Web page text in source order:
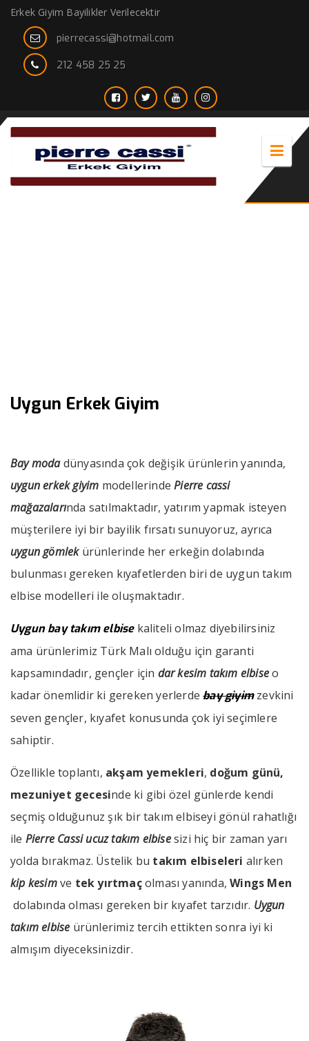
Erkek Giyim Bayilikler Verilecektir
pierrecassi@hotmail.com
212 458 25 25
Uygun Erkek Giyim
Bay modadünyasında çok değişik ürünlerin yanında,
uygun erkek giyim modellerindePierre cassi
mağazalarında satılmaktadır, yatırım yapmak isteyen
müşterilere iyi bir bayilik fırsatı sunuyoruz, ayrıca
uygun gömlekürünlerinde her erkeğin dolabında
bulunması gereken kıyafetlerden biri de uygun takım
elbise modelleri ile oluşmaktadır.
Uygun bay takım elbisekaliteli olmaz diyebilirsiniz
ama ürünlerimiz Türk Malı olduğu için garanti
kapsamındadır, gençler için dar kesim takım elbiseo
kadar önemlidir ki gereken yerlerdebay giyimzevkini
seven gençler, kıyafet konusunda çok iyi seçimlere
sahiptir.
Özellikle toplantı, akşam yemekleri, doğum günü,
mezuniyet gecesinde ki gibi özel günlerde kendi
seçmiş olduğunuz şık bir takım elbiseyi gönül rahatlığı
ile Pierre Cassi ucuz takım elbisesizi hiç bir zaman yarı
yolda bırakmaz. Üstelik bu takım elbiseleri alırken
kip kesimve tek yırtmaçolması yanında,Wings Men
dolabında olması gereken bir kıyafet tarzıdır. Uygun
takım elbise ürünlerimiz tercih ettikten sonra iyi ki
almışım diyeceksinizdir.